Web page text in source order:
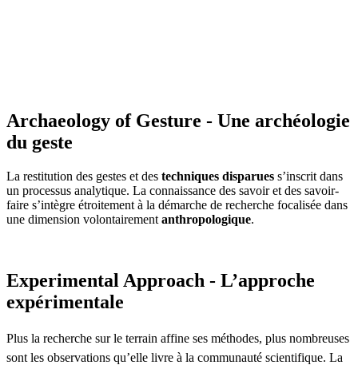
Archaeology of Gesture - Une archéologie
du geste
La restitution des gestes et des techniques disparues s’inscrit dans
un processus analytique. La connaissance des savoir et des savoir-
faire s’intègre étroitement à la démarche de recherche focalisée dans
une dimension volontairement anthropologique.
Experimental Approach - L’approche
expérimentale
Plus la recherche sur le terrain affine ses méthodes, plus nombreuses
sont les observations qu’elle livre à la communauté scientifique. La